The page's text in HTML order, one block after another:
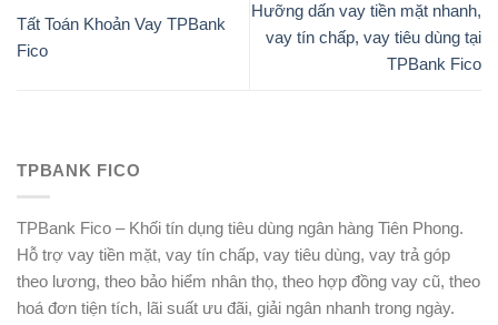
Tất Toán Khoản Vay TPBank
Fico
Hưỡng dấn vay tiền mặt nhanh,
vay tín chấp, vay tiêu dùng tại
TPBank Fico
TPBANK FICO
TPBank Fico – Khối tín dụng tiêu dùng ngân hàng Tiên Phong.
Hỗ trợ vay tiền mặt, vay tín chấp, vay tiêu dùng, vay trả góp
theo lương, theo bảo hiểm nhân thọ, theo hợp đồng vay cũ, theo
hoá đơn tiện tích, lãi suất ưu đãi, giải ngân nhanh trong ngày.